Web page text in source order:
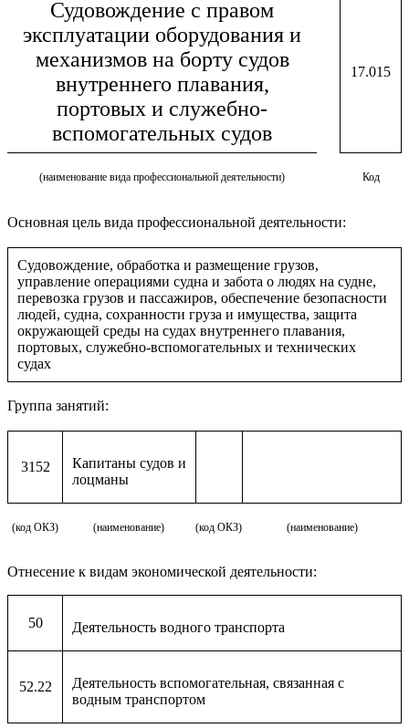
Судовождение с правом
эксплуатации оборудования и
механизмов на борту судов
внутреннего плавания,
портовых и служебно-
вспомогательных судов
17.015
(наименование вида профессиональной деятельности) Код
Основная цель вида профессиональной деятельности:
Судовождение, обработка и размещение грузов,
управление операциями судна и забота о людях на судне,
перевозка грузов и пассажиров, обеспечение безопасности
людей, судна, сохранности груза и имущества, защита
окружающей среды на судах внутреннего плавания,
портовых, служебно-вспомогательных и технических
судах
Группа занятий:
3152
Капитаны судов и
лоцманы
(код ОКЗ) (наименование) (код ОКЗ) (наименование)
Отнесение к видам экономической деятельности:
50 Деятельность водного транспорта
52.22
Деятельность вспомогательная, связанная с
водным транспортом